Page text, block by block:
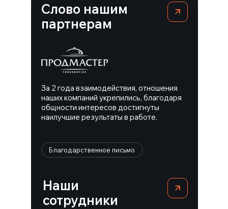
За 2 года взаимодействия, отношения
наших компаний укрепились, благодаря
общности интересов достигнуты
наилучшие результаты в работе.
Благодарственное письмо
Слово нашим
партнерам
Наши
сотрудники